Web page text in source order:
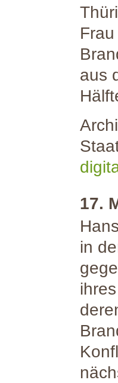
aus
17.
in